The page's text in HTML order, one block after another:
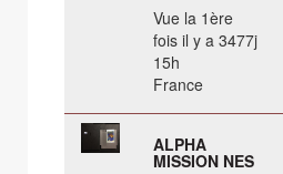
Vue la 1ère
fois il y a 3477j
15h
France
ALPHA
MISSION NES